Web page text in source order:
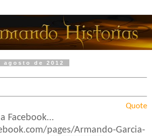
agosto de 2012
Quote
Facebook...
pages/Armando-Garcia-